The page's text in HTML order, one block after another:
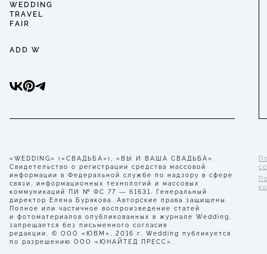
WEDDING
TRAVEL
FAIR
ADD W
«WEDDING» («СВАДЬБА»), «ВЫ И ВАША СВАДЬБА».
Свидетельство о регистрации средства массовой
информации в Федеральной службе по надзору в сфере
связи, информационных технологий и массовых
коммуникаций ПИ № ФС 77 — 61631. Генеральный
директор Елена Бурякова. Авторские права защищены.
Полное или частичное воспроизведение статей
и фотоматериалов опубликованных в журнале Wedding,
запрещается без письменного согласия
редакции. © ООО «ЮВМ», 2016 г. Wedding публикуется
по разрешению ООО «ЮНАЙТЕД ПРЕСС».